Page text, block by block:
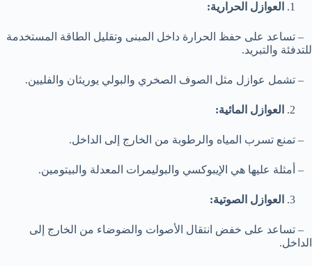
العوازل الحرارية:
– تساعد على حفظ الحرارة داخل المبنى وتقليل الطاقة المستخدمة
للتدفئة والتبريد.
– تشمل عوازل مثل الصوف الصخري والبولي يوريثان والفليين.
العوازل المائية:
– تمنع تسرب المياه والرطوبة من الخارج إلى الداخل.
– أمثلة عليها هي الإيبوكسي والبوليمرات المعدلة والبيتومين.
العوازل الصوتية:
– تساعد على خفض انتقال الأصوات والضوضاء من الخارج إلى
الداخل.